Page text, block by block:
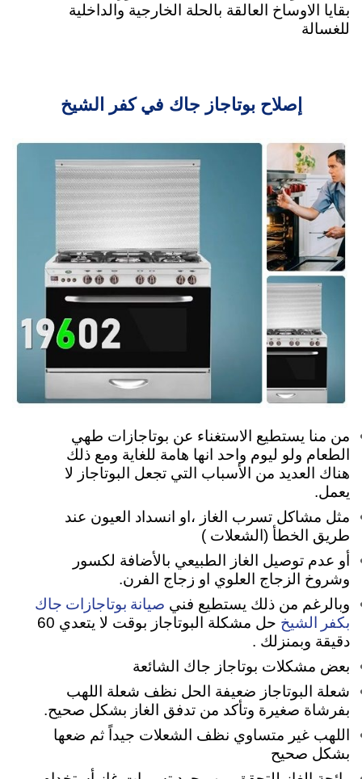
بقايا الاوساخ العالقة بالحلة الخارجية والداخلية
للغسالة
إصلاح بوتاجاز جاك في كفر الشيخ
من منا يستطيع الاستغناء عن بوتاجازات طهي
الطعام ولو ليوم واحد انها هامة للغاية ومع ذلك
هناك العديد من الأسباب التي تجعل البوتاجاز لا
يعمل.
مثل مشاكل تسرب الغاز ،او انسداد العيون عند
طريق الخطأ (الشعلات )
أو عدم توصيل الغاز الطبيعي بالأضافة لكسور
وشروخ الزجاج العلوي او زجاج الفرن.
وبالرغم من ذلك يستطيع فني صيانة بوتاجازات جاك
بكفر الشيخ
حل مشكلة البوتاجاز بوقت لا يتعدي 60
دقيقة وبمنزلك .
بعض مشكلات بوتاجاز جاك الشائعة
شعلة البوتاجاز ضعيفة الحل نظف شعلة اللهب
بفرشاة صغيرة وتأكد من تدفق الغاز بشكل صحيح.
اللهب غير متساوي نظف الشعلات جيداً ثم ضعها
بشكل صحيح